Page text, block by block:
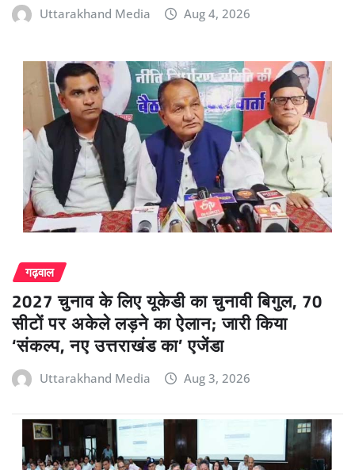
Uttarakhand Media Aug 4, 2026
गढ़वाल
2027 चुनाव के लिए यूकेडी का चुनावी बिगुल, 70
सीटों पर अकेले लड़ने का ऐलान; जारी किया
‘संकल्प, नए उत्तराखंड का’ एजेंडा
Uttarakhand Media Aug 3, 2026